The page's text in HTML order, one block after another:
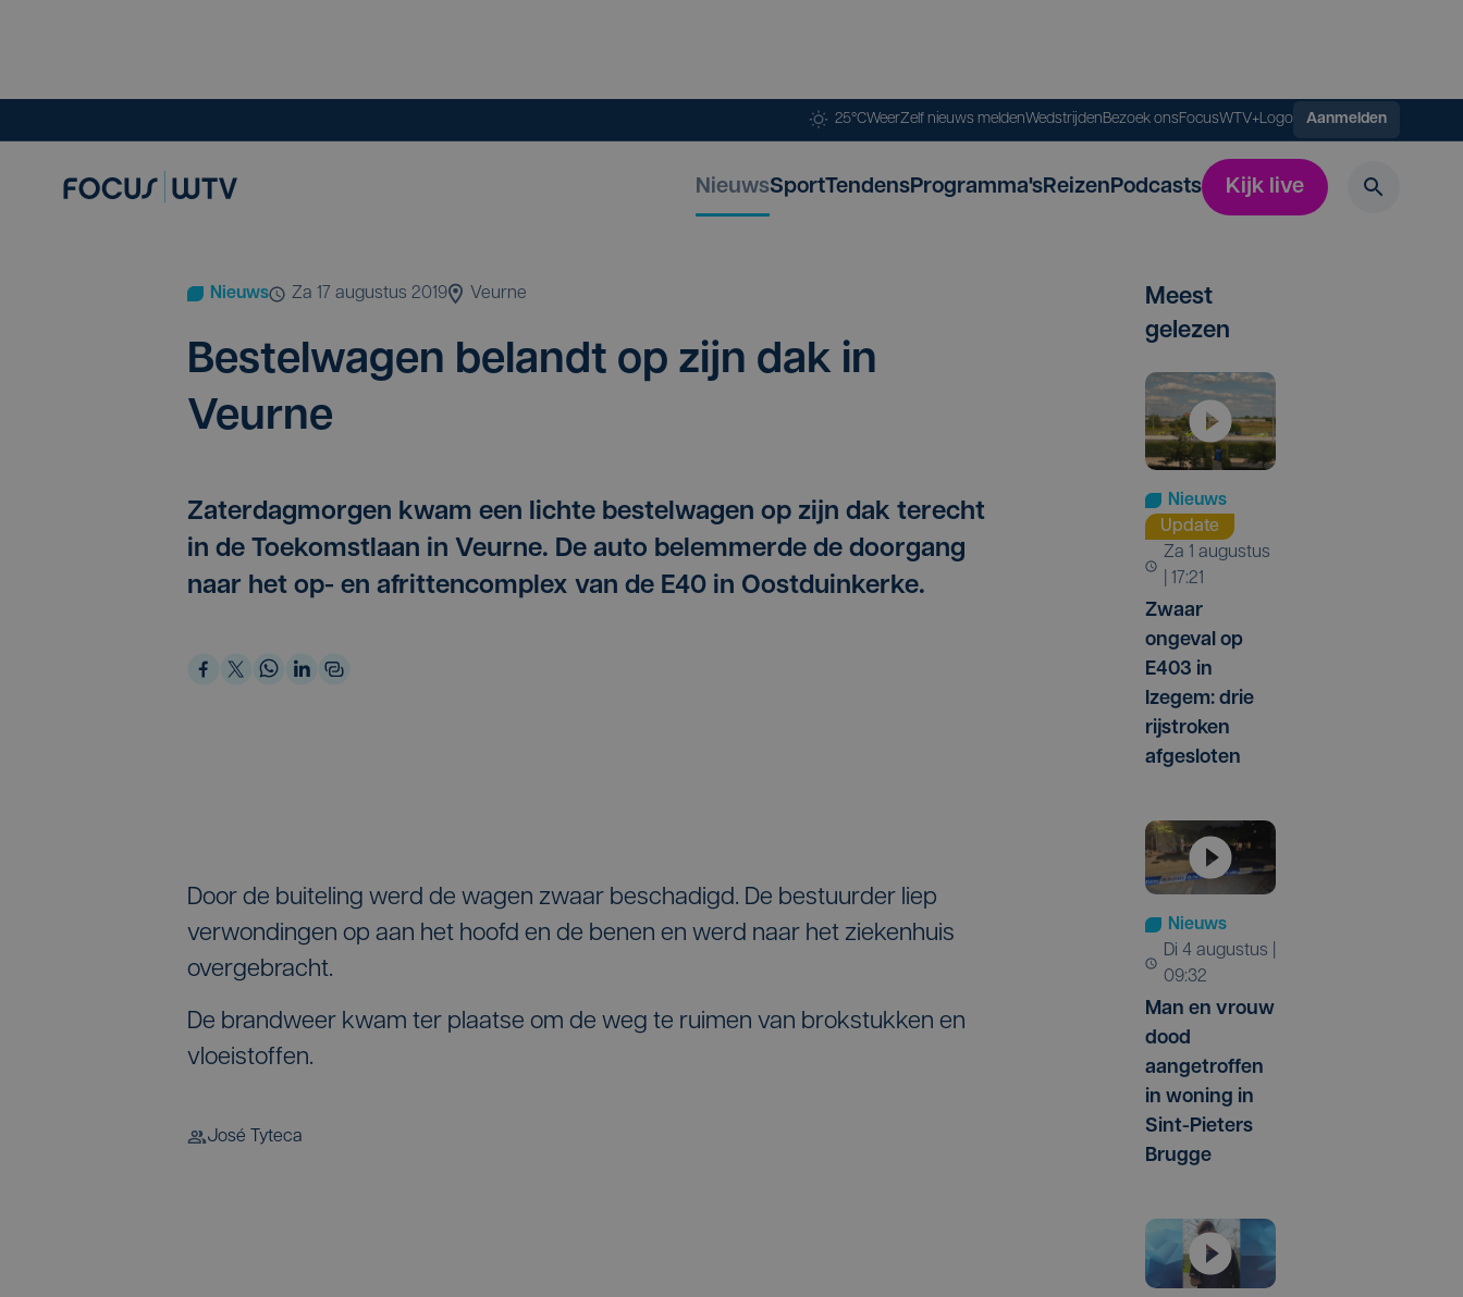
25°CWeerZelf nieuws meldenWedstrijdenBezoek onsFocusWTV+Logo Aanmelden
NieuwsSportTendensProgramma'sReizenPodcasts Kijk live
Nieuws za 17 augustus 2019 Veurne
Bestel­wa­gen belandt op zijn dak in
Veurne
Zaterdagmorgen kwam een lichte bestelwagen op zijn dak terecht
in de Toekomstlaan in Veurne. De auto belemmerde de doorgang
naar het op- en afrittencomplex van de E40 in Oostduinkerke.
Door de buiteling werd de wagen zwaar beschadigd. De bestuurder liep
verwondingen op aan het hoofd en de benen en werd naar het ziekenhuis
overgebracht.
De brandweer kwam ter plaatse om de weg te ruimen van brokstukken en
vloeistoffen.
José Tyteca
Meest
gelezen
Nieuws
Update
za 1 augustus
| 17:21
Zwaar
ongeval op
E403 in
Izegem: drie
rijstroken
afgesloten
Nieuws
di 4 augustus |
09:32
Man en vrouw
dood
aangetroffen
in woning in
Sint-Pieters
Brugge